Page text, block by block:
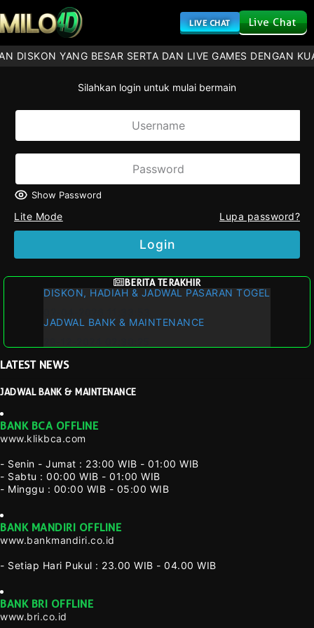
Live Chat
LIVE CHAT
YANG BESAR SERTA DAN LIVE GAMES DENGAN
Silahkan login untuk mulai bermain
Show Password
Lite Mode Lupa password?
Login
BERITA TERAKHIR
DISKON, HADIAH & JADWAL PASARAN TOGEL
JADWAL BANK & MAINTENANCE
LATESTNEWS
JADWAL BANK & MAINTENANCE
BANK BCA OFFLINE
www.klikbca.com
- Senin - Jumat : 23:00 WIB - 01:00 WIB
- Sabtu : 00:00 WIB - 01:00 WIB
- Minggu : 00:00 WIB - 05:00 WIB
BANK MANDIRI OFFLINE
www.bankmandiri.co.id
- Setiap Hari Pukul : 23.00 WIB - 04.00 WIB
BANK BRI OFFLINE
www.bri.co.id